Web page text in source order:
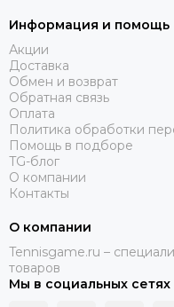
Информация и помощь
Акции
Доставка
Обмен и возврат
Обратная связь
Оплата
Политика обработки
Помощь в подборе
TG-блог
О компании
Контакты
О компании
Tennisgame.ru –
товаров
Мы в социальных сетях